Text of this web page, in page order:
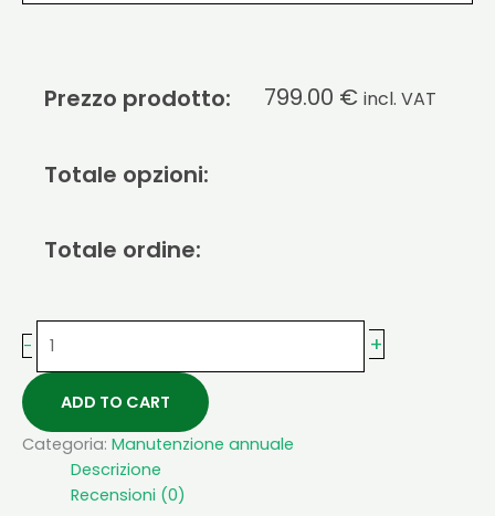
Prezzo prodotto: 799.00 € incl. VAT
Totale opzioni:
Totale ordine:
- +
ADD TO CART
Categoria: Manutenzione annuale
Descrizione
Recensioni (0)